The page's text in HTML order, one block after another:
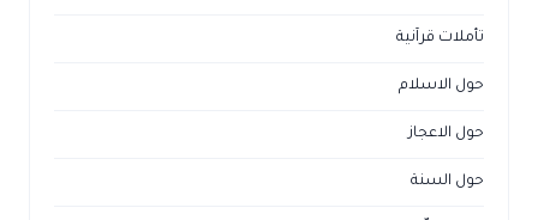
تأملات قرآنية
حول الاسلام
حول الاعجاز
حول السنة